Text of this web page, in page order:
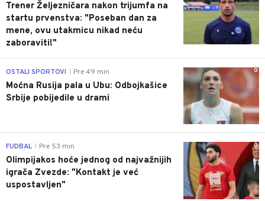
Trener Željezničara nakon trijumfa na
startu prvenstva: "Poseban dan za
mene, ovu utakmicu nikad neću
zaboraviti!"
0
OSTALI SPORTOVI Pre 49 min
Moćna Rusija pala u Ubu: Odbojkašice
Srbije pobijedile u drami
0
FUDBAL Pre 53 min
Olimpijakos hoće jednog od najvažnijih
igrača Zvezde: "Kontakt je već
uspostavljen"